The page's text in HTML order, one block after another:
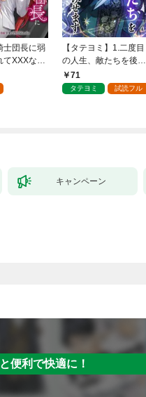
士団長に弱
てXXXな勝
になりま
【タテヨミ】1.二度目
の人生、敵たちを後悔
させてみせます
71
タテヨミ 試読フル
キャンペーン
便利で快適に！